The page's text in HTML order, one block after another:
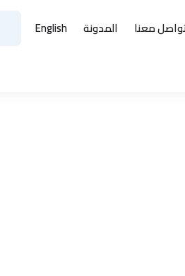
معنا المدونة English